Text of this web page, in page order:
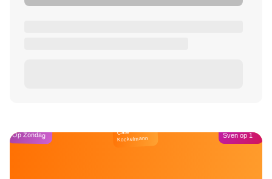
Op Zondag Café
Kockelmann Sven op 1